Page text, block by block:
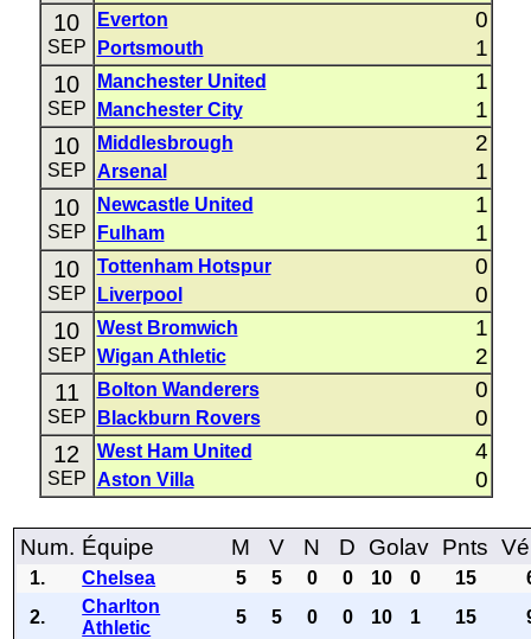
10
SEP
Everton 0
Portsmouth 1
10
SEP
Manchester United 1
Manchester City 1
10
SEP
Middlesbrough 2
Arsenal 1
10
SEP
Newcastle United 1
Fulham 1
10
SEP
Tottenham Hotspur 0
Liverpool 0
10
SEP
West Bromwich 1
Wigan Athletic 2
11
SEP
Bolton Wanderers 0
Blackburn Rovers 0
12
SEP
West Ham United 4
Aston Villa 0
Num. Équipe M V N D Golav Pnts
1. Chelsea 5 5 0 0 10 0 15
2.
Charlton
Athletic
5 5 0 0 10 1 15